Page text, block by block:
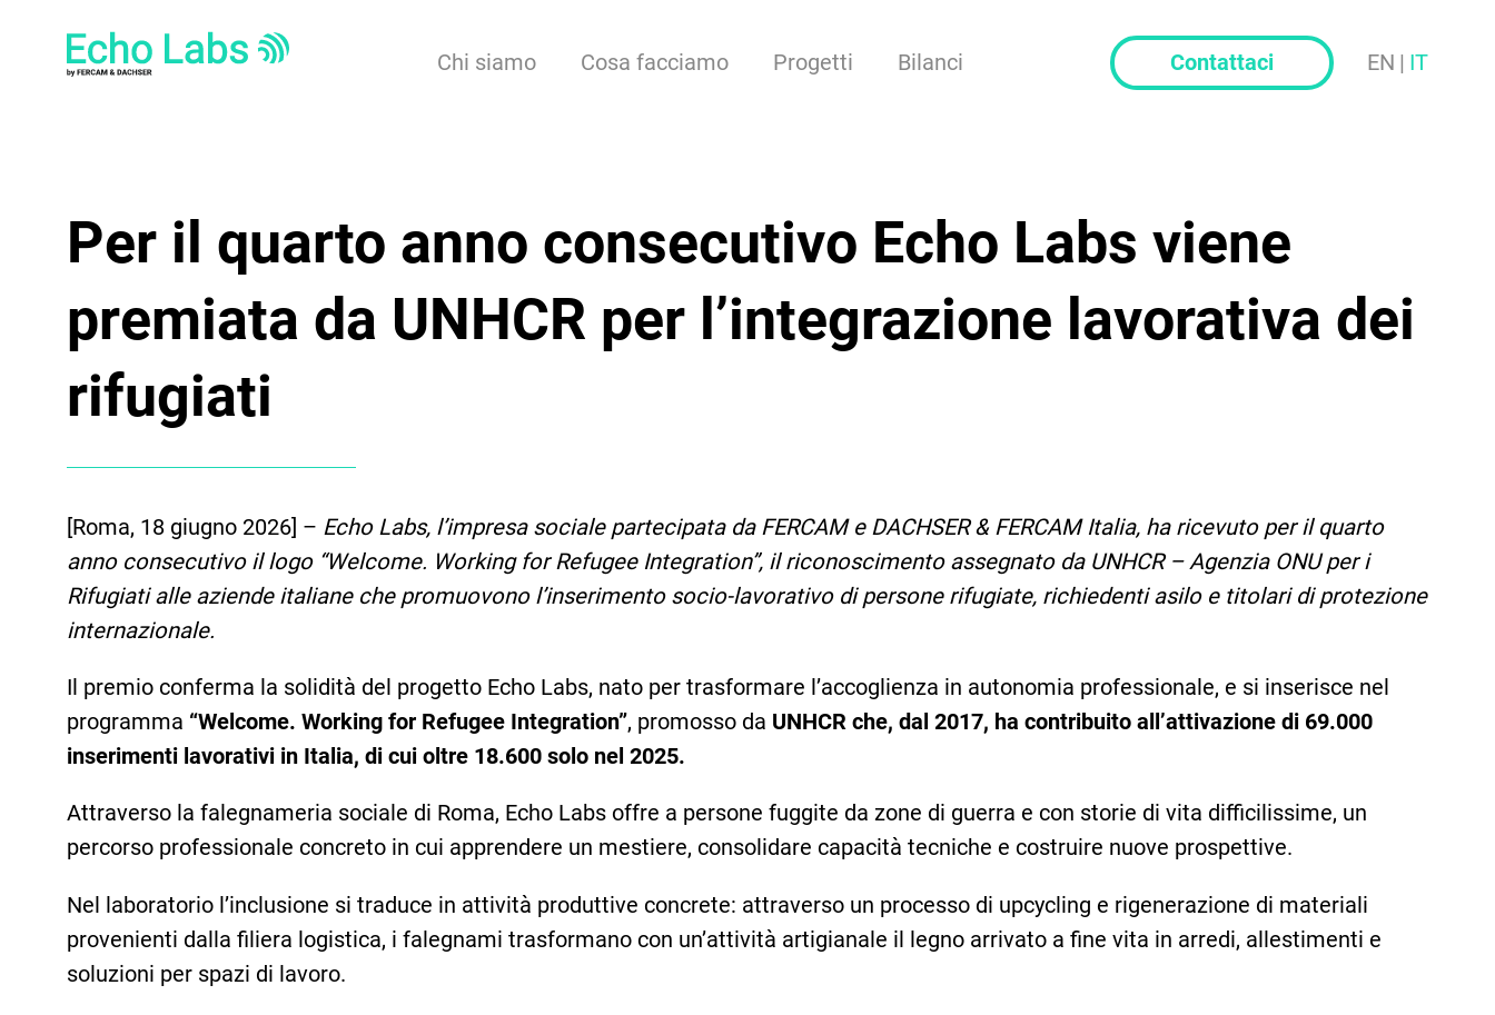
Chi siamo Cosa facciamo Progetti Bilanci Contattaci EN | IT
Per il quarto anno consecutivo Echo Labs viene
premiata da UNHCR per l’integrazione lavorativa dei
rifugiati
[Roma, 18 giugno 2026] – Echo Labs, l’impresa sociale partecipata da FERCAM e DACHSER & FERCAM Italia, ha ricevuto per il quarto
anno consecutivo il logo “Welcome. Working for Refugee Integration”, il riconoscimento assegnato da UNHCR – Agenzia ONU per i
Rifugiati alle aziende italiane che promuovono l’inserimento socio-lavorativo di persone rifugiate, richiedenti asilo e titolari di protezione
internazionale.
Il premio conferma la solidità del progetto Echo Labs, nato per trasformare l’accoglienza in autonomia professionale, e si inserisce nel
programma “Welcome. Working for Refugee Integration”, promosso da UNHCR che, dal 2017, ha contribuito all’attivazione di 69.000
inserimenti lavorativi in Italia, di cui oltre 18.600 solo nel 2025.
Attraverso la falegnameria sociale di Roma, Echo Labs offre a persone fuggite da zone di guerra e con storie di vita difficilissime, un
percorso professionale concreto in cui apprendere un mestiere, consolidare capacità tecniche e costruire nuove prospettive.
Nel laboratorio l’inclusione si traduce in attività produttive concrete: attraverso un processo di upcycling e rigenerazione di materiali
provenienti dalla filiera logistica, i falegnami trasformano con un’attività artigianale il legno arrivato a fine vita in arredi, allestimenti e
soluzioni per spazi di lavoro.